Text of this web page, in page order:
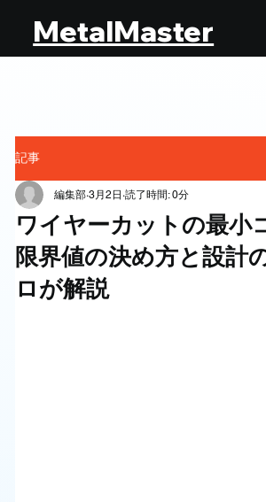
MetalMaster
記事
ワイヤーカットの最小
限界値の決め方と設計
ロが解説
編集部 3月2日 読了時間: 0分